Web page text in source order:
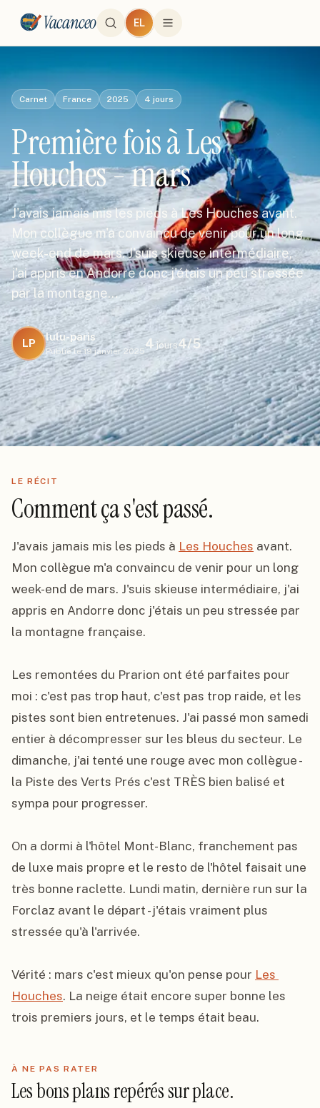
Vacanceo EL
Carnet France 2025 4 jours
Première fois à Les
Houches - mars
J'avais jamais mis les pieds à Les Houches avant.
Mon collègue m'a convaincu de venir pour un long
week-end de mars. J'suis skieuse intermédiaire,
j'ai appris en Andorre donc j'étais un peu stressée
par la montagne…
LP
lulu-paris
Publié le 19 janvier 2025
4 jours4/5
LE RÉCIT
Comment ça s'est passé.
J'avais jamais mis les pieds à Les Houches avant.
Mon collègue m'a convaincu de venir pour un long
week-end de mars. J'suis skieuse intermédiaire, j'ai
appris en Andorre donc j'étais un peu stressée par
la montagne française.
Les remontées du Prarion ont été parfaites pour
moi : c'est pas trop haut, c'est pas trop raide, et les
pistes sont bien entretenues. J'ai passé mon samedi
entier à décompresser sur les bleus du secteur. Le
dimanche, j'ai tenté une rouge avec mon collègue -
la Piste des Verts Prés c'est TRÈS bien balisé et
sympa pour progresser.
On a dormi à l'hôtel Mont-Blanc, franchement pas
de luxe mais propre et le resto de l'hôtel faisait une
très bonne raclette. Lundi matin, dernière run sur la
Forclaz avant le départ - j'étais vraiment plus
stressée qu'à l'arrivée.
Vérité : mars c'est mieux qu'on pense pour Les
Houches. La neige était encore super bonne les
trois premiers jours, et le temps était beau.
À NE PAS RATER
Les bons plans repérés sur place.